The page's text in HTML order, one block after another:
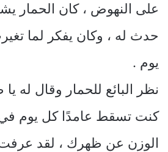
على النهوض ، كان الحمار
حدث له ، وكان يفكر لما
يوم .
نظر البائع للحمار وقال له
كنت تسقط عامدًا كل يوم
الوزن عن ظهرك ، لقد